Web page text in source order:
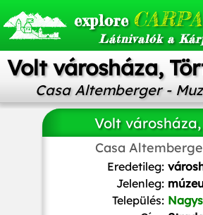
explore
Látnivalók a
Volt városháza,
Casa Altemberger -
Volt
CasaAisano,CC BY-SA 4.0
Eredetileg:
Jelenleg:
Település: